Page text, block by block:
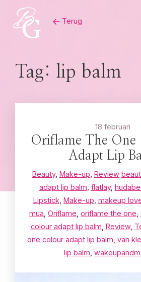
content
Terug
Tag: lip balm
18 februari
Oriflame The
Adapt Lip
Beauty, Make-up Review
adapt lip balm flatlay,
Lipstick Make-up makeup
mua Oriflame oriflame the one
colour adapt lip balm Review,
one colour adapt lip balm van
lip balm